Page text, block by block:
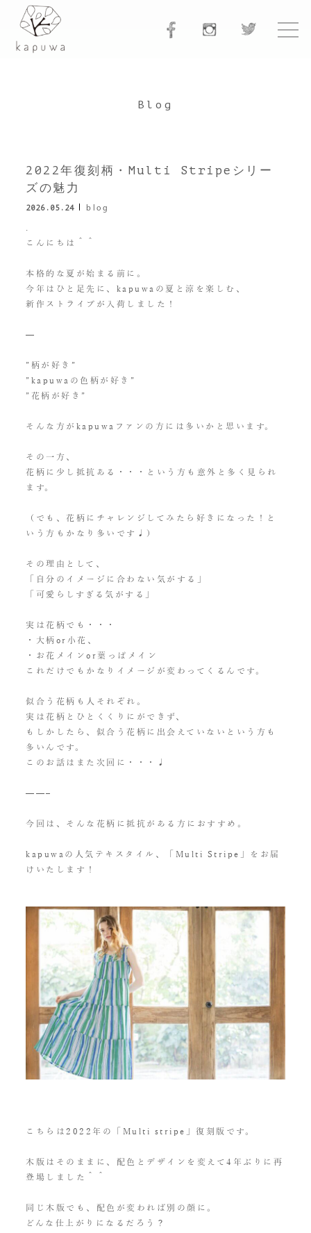
Blog
2022年復刻柄・Multi Stripeシリー
ズの魅力
2026.05.24 blog
.
こんにちは＾＾
本格的な夏が始まる前に。
今年はひと足先に、kapuwaの夏と涼を楽しむ、
新作ストライプが入荷しました！
—
”柄が好き”
”kapuwaの色柄が好き”
”花柄が好き”
そんな方がkapuwaファンの方には多いかと思います。
その一方、
花柄に少し抵抗ある・・・という方も意外と多く見られ
ます。
（でも、花柄にチャレンジしてみたら好きになった！と
いう方もかなり多いです♩）
その理由として、
「自分のイメージに合わない気がする」
「可愛らしすぎる気がする」
実は花柄でも・・・
・大柄or小花、
・お花メインor葉っぱメイン
これだけでもかなりイメージが変わってくるんです。
似合う花柄も人それぞれ。
実は花柄とひとくくりにができず、
もしかしたら、似合う花柄に出会えていないという方も
多いんです。
このお話はまた次回に・・・♩
——–
今回は、そんな花柄に抵抗がある方におすすめ。
kapuwaの人気テキスタイル、「Multi Stripe」をお届
けいたします！
こちらは2022年の「Multi stripe」復刻版です。
木版はそのままに、配色とデザインを変えて4年ぶりに再
登場しました＾＾
同じ木版でも、配色が変われば別の顔に。
どんな仕上がりになるだろう？